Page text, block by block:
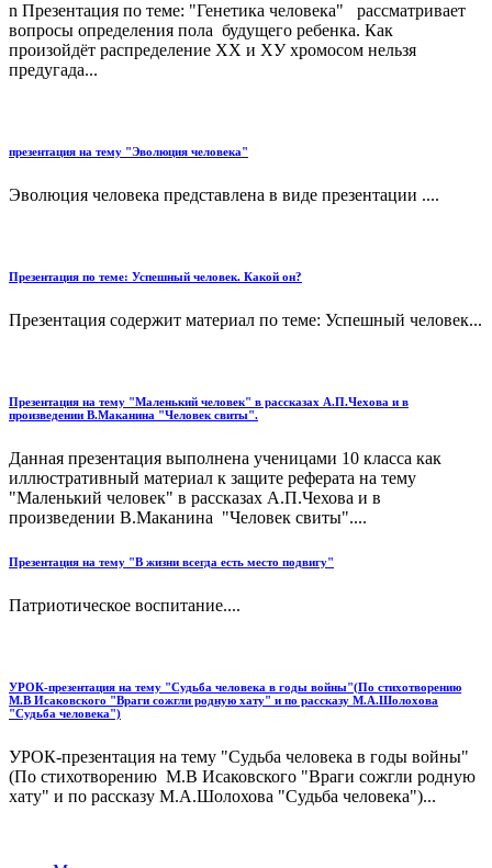
n Презентация по теме: "Генетика человека" рассматривает
вопросы определения пола будущего ребенка. Как
произойдёт распределение ХХ и ХУ хромосом нельзя
предугада...
презентация на тему "Эволюция человека"
Эволюция человека представлена в виде презентации ....
Презентация по теме: Успешный человек. Какой он?
Презентация содержит материал по теме: Успешный человек...
Презентация на тему "Маленький человек" в рассказах А.П.Чехова и в
произведении В.Маканина "Человек свиты".
Данная презентация выполнена ученицами 10 класса как
иллюстративный материал к защите реферата на тему
"Маленький человек" в рассказах А.П.Чехова и в
произведении В.Маканина "Человек свиты"....
Презентация на тему "В жизни всегда есть место подвигу"
Патриотическое воспитание....
УРОК-презентация на тему "Судьба человека в годы войны"(По стихотворению
М.В Исаковского "Враги сожгли родную хату" и по рассказу М.А.Шолохова
"Судьба человека")
УРОК-презентация на тему "Судьба человека в годы войны"
(По стихотворению М.В Исаковского "Враги сожгли родную
хату" и по рассказу М.А.Шолохова "Судьба человека")...